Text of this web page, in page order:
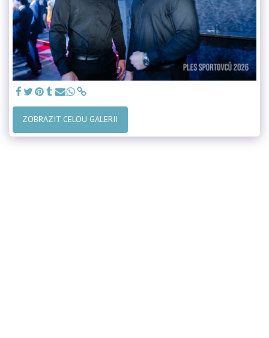
ZOBRAZIT CELOU GALERII